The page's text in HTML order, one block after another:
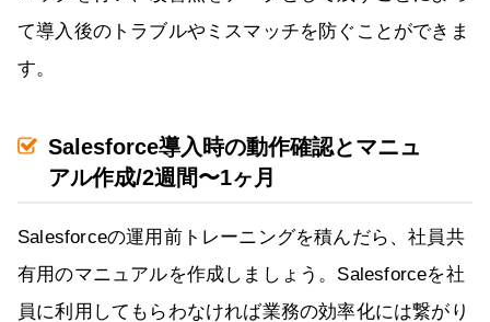
て導入後のトラブルやミスマッチを防ぐことができま
す。
Salesforce導入時の動作確認とマニュ
アル作成/2週間〜1ヶ月
Salesforceの運用前トレーニングを積んだら、社員共
有用のマニュアルを作成しましょう。Salesforceを社
員に利用してもらわなければ業務の効率化には繋がり